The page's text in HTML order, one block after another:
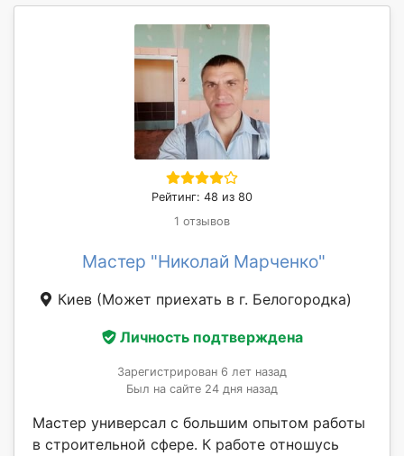
Рейтинг: 48 из 80
1 отзывов
Мастер "Николай Марченко"
Киев (Может приехать в г. Белогородка)
Личность подтверждена
Зарегистрирован 6 лет назад
Был на сайте 24 дня назад
Мастер универсал с большим опытом работы
в строительной сфере. К работе отношусь